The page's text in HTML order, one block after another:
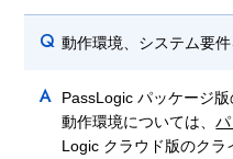
Q 動作環境、システム要
A
PassLogic パッケージ
動作環境については、
Logic クラウド版のクラ